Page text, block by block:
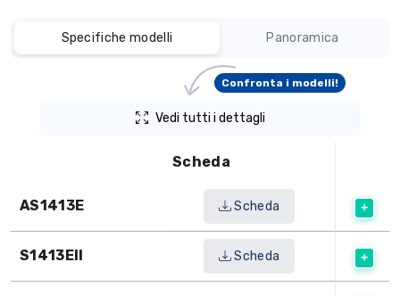
Specifiche modelli Panoramica
Vedi tutti i dettagli
Confronta i modelli!
Scheda
AS1413E Scheda
S1413EII Scheda